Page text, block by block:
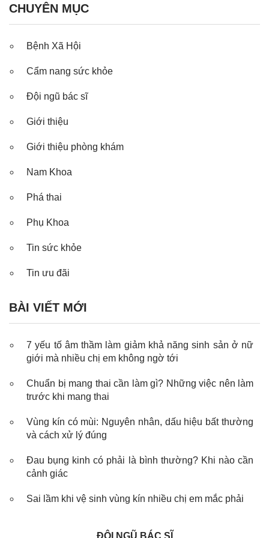
CHUYÊN MỤC
Bệnh Xã Hội
Cẩm nang sức khỏe
Đội ngũ bác sĩ
Giới thiệu
Giới thiệu phòng khám
Nam Khoa
Phá thai
Phụ Khoa
Tin sức khỏe
Tin ưu đãi
BÀI VIẾT MỚI
7 yếu tố âm thầm làm giảm khả năng sinh sản ở nữ
giới mà nhiều chị em không ngờ tới
Chuẩn bị mang thai cần làm gì? Những việc nên làm
trước khi mang thai
Vùng kín có mùi: Nguyên nhân, dấu hiệu bất thường
và cách xử lý đúng
Đau bụng kinh có phải là bình thường? Khi nào cần
cảnh giác
Sai lầm khi vệ sinh vùng kín nhiều chị em mắc phải
ĐỘI NGŨ BÁC SĨ